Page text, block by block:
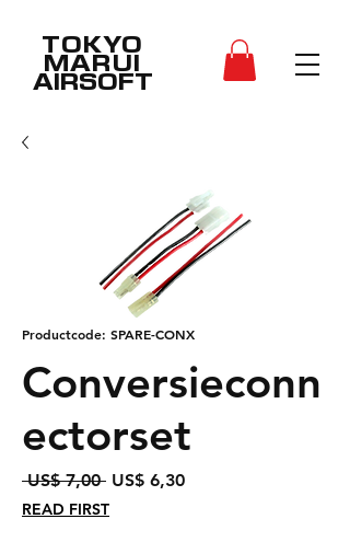
TOKYO
MARUI
AIRSOFT
Productcode: SPARE-CONX
Conversieconn
ectorset
US$ 7,00 Normale
prijs
US$ 6,30Verkoopprijs
READ FIRST